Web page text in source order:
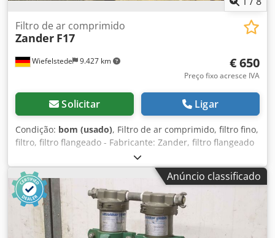
Wiefelstede 9.427 km
Filtro de ar comprimido
Zander F17
€ 650
Preço fixo acresce IVA
Solicitar Ligar
Condição: bom (usado), Filtro de ar comprimido, filtro fino,
filtro, filtro flangeado - Fabricante: Zander, filtro flangeado
tipo F17 - Tipo de filtro: F 17 XA D, 2º Estágio / Elemento
filtrante 3075 A - Capacidade: 20 litros - Pressão de
operação: 16 bar - Conexão: DN 80 - Preço: por unidade -
Quantidade: 2 un. Dodpfx Aefwnbxef Eswa - Dimensões:
380/300/A1170 mm - Peso: 72 kg
Anúncio classificado